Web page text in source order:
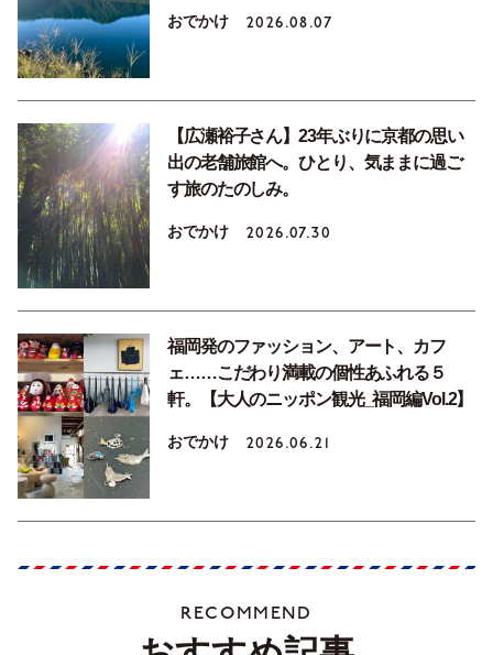
おでかけ 2026.08.07
【広瀬裕子さん】23年ぶりに京都の思い
出の老舗旅館へ。ひとり、気ままに過ご
す旅のたのしみ。
おでかけ 2026.07.30
福岡発のファッション、アート、カフ
ェ……こだわり満載の個性あふれる５
軒。【大人のニッポン観光_福岡編Vol.2】
おでかけ 2026.06.21
RECOMMEND